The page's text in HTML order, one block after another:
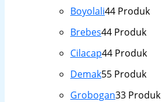
Boyolali44 Produk
Brebes44 Produk
Cilacap44 Produk
Demak55 Produk
Grobogan33 Produk